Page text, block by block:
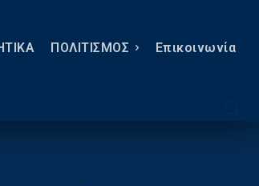
ΠΟΛΙΤΙΣΜΟΣ Eπικοινωνία